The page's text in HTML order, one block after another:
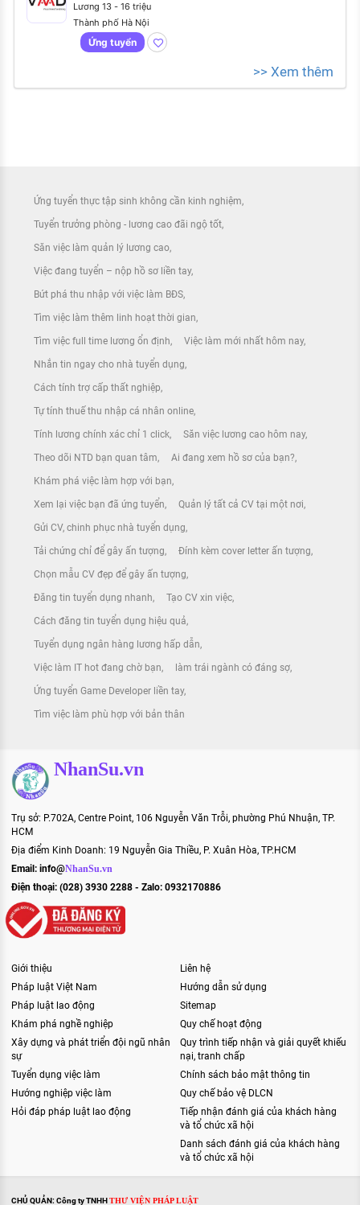
Lương 13 - 16 triệu
Thành phố Hà Nội
Ứng tuyển
>> Xem thêm
Ứng tuyển thực tập sinh không cần kinh nghiệm
Tuyển trưởng phòng - lương cao đãi ngộ tốt
Săn việc làm quản lý lương cao
Việc đang tuyển – nộp hồ sơ liền tay
Bứt phá thu nhập với việc làm BĐS
Tìm việc làm thêm linh hoạt thời gian
Tìm việc full time lương ổn định Việc làm mới nhất hôm nay
Nhắn tin ngay cho nhà tuyển dụng
Cách tính trợ cấp thất nghiệp
Tự tính thuế thu nhập cá nhân online
Tính lương chính xác chỉ 1 click Săn việc lương cao hôm nay
Theo dõi NTD bạn quan tâm Ai đang xem hồ sơ của bạn?
Khám phá việc làm hợp với bạn
Xem lại việc bạn đã ứng tuyển Quản lý tất cả CV tại một nơi
Gửi CV, chinh phục nhà tuyển dụng
Tải chứng chỉ để gây ấn tượng Đính kèm cover letter ấn tượng
Chọn mẫu CV đẹp để gây ấn tượng
Đăng tin tuyển dụng nhanh Tạo CV xin việc
Cách đăng tin tuyển dụng hiệu quả
Tuyển dụng ngân hàng lương hấp dẫn
Việc làm IT hot đang chờ bạn làm trái ngành có đáng sợ
Ứng tuyển Game Developer liền tay
Tìm việc làm phù hợp với bản thân
NhanSu.vn
Trụ sở: P.702A, Centre Point, 106 Nguyễn Văn Trỗi, phường Phú Nhuận, TP.
HCM
Địa điểm Kinh Doanh: 19 Nguyễn Gia Thiều, P. Xuân Hòa, TP.HCM
Email: info@NhanSu.vn
Điện thoại: (028) 3930 2288 - Zalo: 0932170886
Giới thiệu
Pháp luật Việt Nam
Pháp luật lao động
Khám phá nghề nghiệp
Xây dựng và phát triển đội ngũ nhân
sự
Tuyển dụng việc làm
Hướng nghiệp việc làm
Hỏi đáp pháp luật lao động
Liên hệ
Hướng dẫn sử dụng
Sitemap
Quy chế hoạt động
Quy trình tiếp nhận và giải quyết khiếu
nại, tranh chấp
Chính sách bảo mật thông tin
Quy chế bảo vệ DLCN
Tiếp nhận đánh giá của khách hàng
và tổ chức xã hội
Danh sách đánh giá của khách hàng
và tổ chức xã hội
CHỦ QUẢN: Công ty TNHHTHƯ VIỆN PHÁP LUẬT